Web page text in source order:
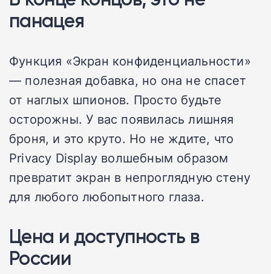
панацея
Функция «Экран конфиденциальности»
— полезная добавка, но она не спасет
от наглых шпионов. Просто будьте
осторожны. У вас появилась лишняя
броня, и это круто. Но не ждите, что
Privacy Display волшебным образом
превратит экран в непроглядную стену
для любого любопытного глаза.
Цена и доступность в
России